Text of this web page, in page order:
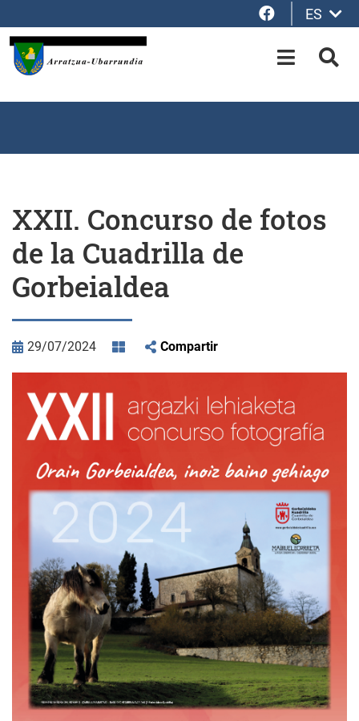
Facebook
ES
OPEN-
XXII. Concurso de fotos
de la Cuadrilla de
Gorbeialdea
29/07/2024 Compartir